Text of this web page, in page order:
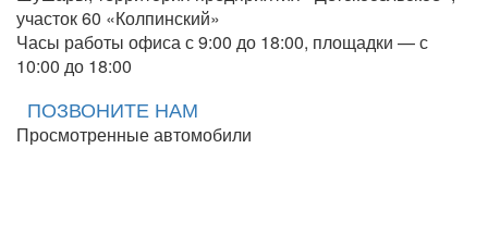
участок 60 «Колпинский»
Часы работы офиса с 9:00 до 18:00, площадки — с
10:00 до 18:00
ПОЗВОНИТЕ НАМ
Просмотренные автомобили